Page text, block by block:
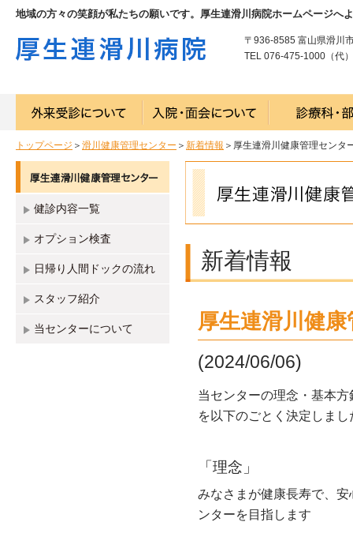
地域の方々の笑顔が私たちの願いです。厚生連滑川病院ホームページへ
〒936-8585 富山県滑川
TEL 076-475-1000（代
トップページ ＞ 滑川健康管理センター ＞ 新着情報 ＞厚生連滑川健康管理センタ
新着情報
厚生連滑川健
(2024/06/06)
当センターの理念・基本
を以下のごとく決定しま
「理念」
みなさまが健康長寿で、
ンターを目指します
健診内容一覧
オプション検査
日帰り人間ドックの流れ
スタッフ紹介
当センターについて